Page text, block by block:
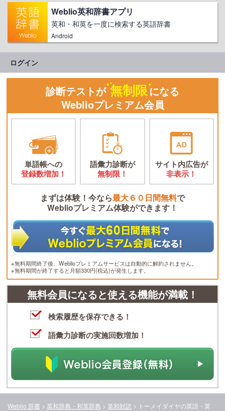
Weblio英和辞書アプリ
英和・和英を一度に検索する英語辞書
Android
ログイン
診断テストが 無制限になる
Weblioプレミアム会員
単語帳への
登録数増加！
語彙力診断が
無制限！
サイト内広告が
非表示！
まずは体験！今なら最大６０日間無料で
Weblioプレミアム体験ができます！
※無料期間終了後、Weblioプレミアムサービスは自動的に解約されません。
※無料期間が終了すると月額330円(税込)が発生します。
無料会員になると使える機能が満載！
検索履歴を保存できる！
語彙力診断の実施回数増加！
Weblio 辞書 > 英和辞典・和英辞典 > 英和対訳 > トーメイダイヤの英語・英